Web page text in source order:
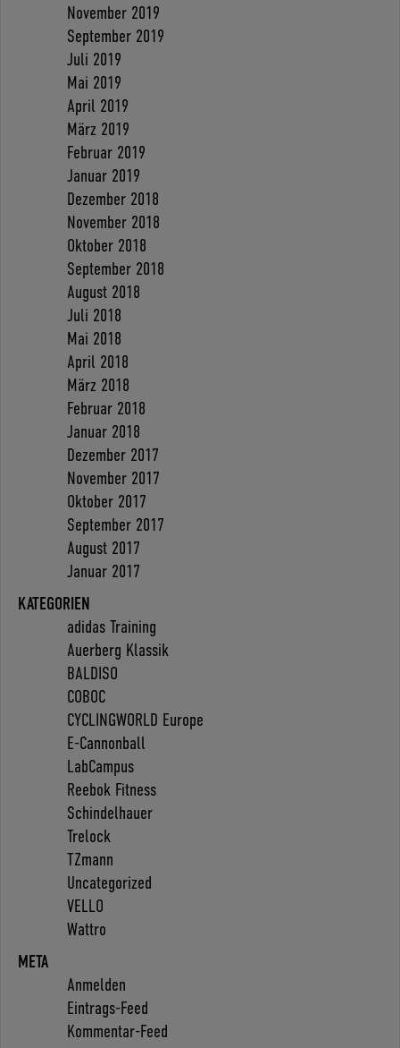
November 2019
September 2019
Juli 2019
Mai 2019
April 2019
März 2019
Februar 2019
Januar 2019
Dezember 2018
November 2018
Oktober 2018
September 2018
August 2018
Juli 2018
Mai 2018
April 2018
März 2018
Februar 2018
Januar 2018
Dezember 2017
November 2017
Oktober 2017
September 2017
August 2017
Januar 2017
KATEGORIEN
adidas Training
Auerberg Klassik
BALDISO
COBOC
CYCLINGWORLD Europe
E-Cannonball
LabCampus
Reebok Fitness
Schindelhauer
Trelock
TZmann
Uncategorized
VELLO
Wattro
META
Anmelden
Eintrags-Feed
Kommentar-Feed